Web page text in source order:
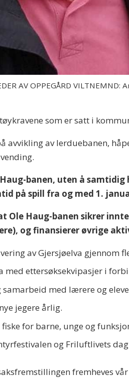
AV OPPEGÅRD VILTNEMND:
som er satt i
avvikling av lerduebanen,
banen, uten å
på spill fra og med 1.
Ole Haug-banen sikrer
og finansierer øvrige
av Gjersjøelva gjennom
med ettersøksekvipasjer i
med lærere og
jegere årlig.
for barne, unge og
og Friluftlivets
fremheves